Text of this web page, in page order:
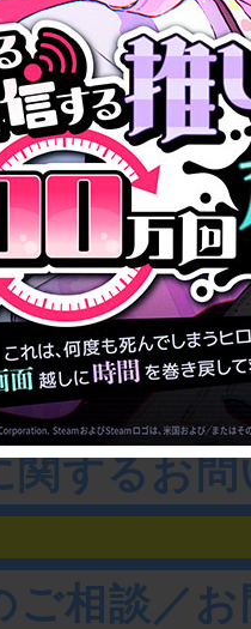
のお客様
チケット
法人の方
ーム制作
関するお
ご相談／